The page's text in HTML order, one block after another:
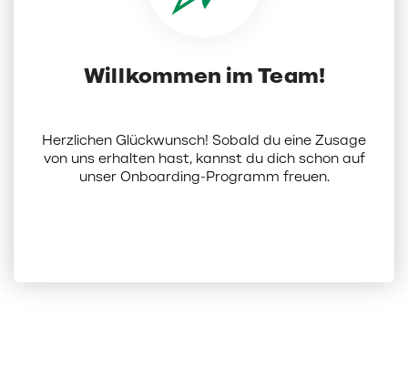
Willkommen im Team!
Herzlichen Glückwunsch! Sobald du eine Zusage
von uns erhalten hast, kannst du dich schon auf
unser Onboarding-Programm freuen.